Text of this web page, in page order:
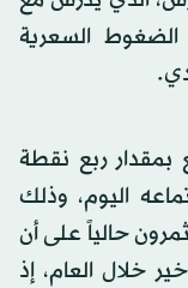
الضغوط السعرية
بمقدار ربع نقطة
اجتماعه اليوم، وذلك
المستثمرون حالياً على أن
خلال العام، إذ